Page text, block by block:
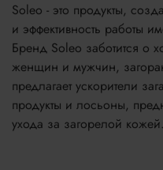
Soleo - это продукты,
и эффективность работы
Бренд Soleo заботится о
женщин и мужчин,
предлагает ускорители
продукты и лосьоны,
ухода за загорелой кожей.